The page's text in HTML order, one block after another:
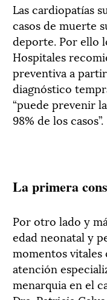
Las cardiopatías
casos de muerte
deporte. Por ello
Hospitales
preventiva a
diagnóstico
“puede prevenir
98% de los casos”.
La primera
Por otro lado y
edad neonatal y
momentos vitales
atención
menarquia en el